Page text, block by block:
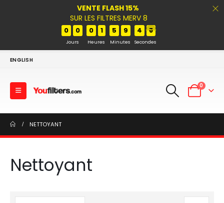
VENTE FLASH 15%
SUR LES FILTRES MERV 8
0 0
Jours
0 1
Heures
5 9
Minutes
4 7
Secondes
ENGLISH
0
NETTOYANT
Nettoyant